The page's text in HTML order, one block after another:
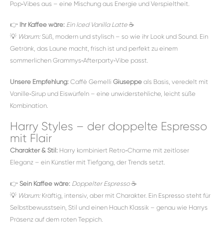
Pop‑Vibes aus – eine Mischung aus Energie und Verspieltheit.
👉 Ihr Kaffee wäre: Ein Iced Vanilla Latte ☕️
💡 Warum: Süß, modern und stylisch – so wie ihr Look und Sound. Ein
Getränk, das Laune macht, frisch ist und perfekt zu einem
sommerlichen Grammys‑Afterparty‑Vibe passt.
Unsere Empfehlung: Caffè Gemelli Giuseppe als Basis, veredelt mit
Vanille‑Sirup und Eiswürfeln – eine unwiderstehliche, leicht süße
Kombination.
Harry Styles – der doppelte Espresso
mit Flair
Charakter & Stil: Harry kombiniert Retro‑Charme mit zeitloser
Eleganz – ein Künstler mit Tiefgang, der Trends setzt.
👉 Sein Kaffee wäre: Doppelter Espresso☕️
💡 Warum: Kräftig, intensiv, aber mit Charakter. Ein Espresso steht für
Selbstbewusstsein, Stil und einen Hauch Klassik – genau wie Harrys
Präsenz auf dem roten Teppich.